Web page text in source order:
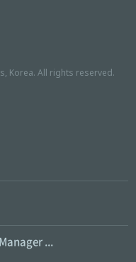
Korea. All rights reserved.
...